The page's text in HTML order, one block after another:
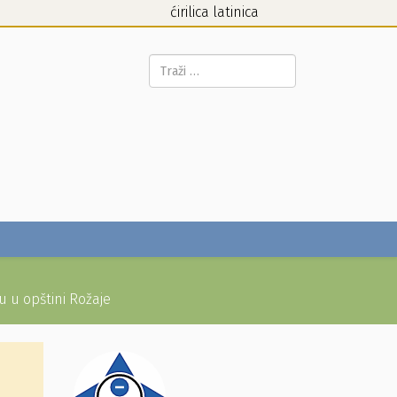
ćirilica latinica
Pretraga...
u opštini Rožaje